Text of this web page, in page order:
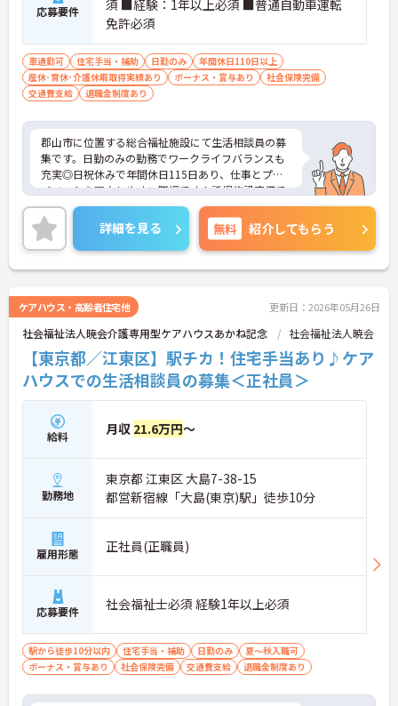
応募要件
須 ■経験：1年以上必須 ■普通自動車運転
免許必須
車通勤可 住宅手当・補助 日勤のみ
年間休日110日以上
産休･育休･介護休暇取得実績あり
ボーナス・賞与あり
社会保険完備
交通費支給
退職金制度あり
郡山市に位置する総合福祉施設にて生活相談員の募
集です。日勤のみの勤務でワークライフバランスも
充実◎日祝休みで年間休日115日あり、仕事とプラ
イベートを両立しやすい職場です！託児施設完備で
育児休業・介護休業の取得実績も豊富。ライフステ
ージが変わっても長く安心して働ける環境が整って
います♪お持ちの業務経験や資格をぜひ職場で活か
してみませんか？ご興味ある方は面接ポイントをお
伝えしますので、お気軽にご連絡ください。
詳細を見る 無料 紹介してもらう
ケアハウス・高齢者住宅他 更新日：2026年05月26日
社会福祉法人暁会介護専用型ケアハウスあかね記念 社会福祉法人暁会
【東京都／江東区】駅チカ！住宅手当あり♪ケア
ハウスでの生活相談員の募集＜正社員＞
給料 月収 21.6万円～
勤務地
東京都 江東区 大島7-38-15
都営新宿線「大島(東京)駅」徒歩10分
雇用形態 正社員(正職員)
応募要件 社会福祉士必須 経験1年以上必須
駅から徒歩10分以内 住宅手当・補助 日勤のみ
夏～秋入職可
ボーナス・賞与あり
社会保険完備 交通費支給 退職金制度あり